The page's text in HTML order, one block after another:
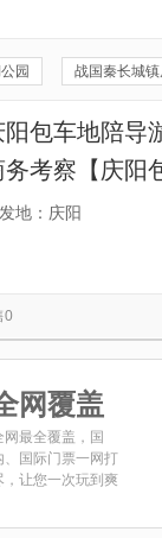
园 战国秦长城
作社 正宁关川瀑
)
陕甘红军纪念馆
纪念馆
阳包车地陪导
务考察【庆阳
旅游展会商务
地：庆阳
0
网覆盖
网最全覆盖，国
、国际门票一网打
，让您一次玩到爽